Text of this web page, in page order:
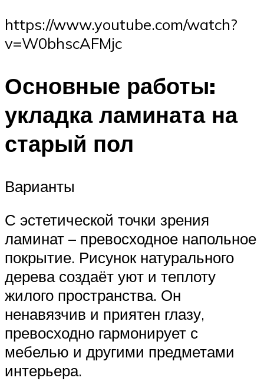
https://www.youtube.com/watch?
v=W0bhscAFMjc
Основные работы:
укладка ламината на
старый пол
Варианты
С эстетической точки зрения
ламинат – превосходное напольное
покрытие. Рисунок натурального
дерева создаёт уют и теплоту
жилого пространства. Он
ненавязчив и приятен глазу,
превосходно гармонирует с
мебелью и другими предметами
интерьера.